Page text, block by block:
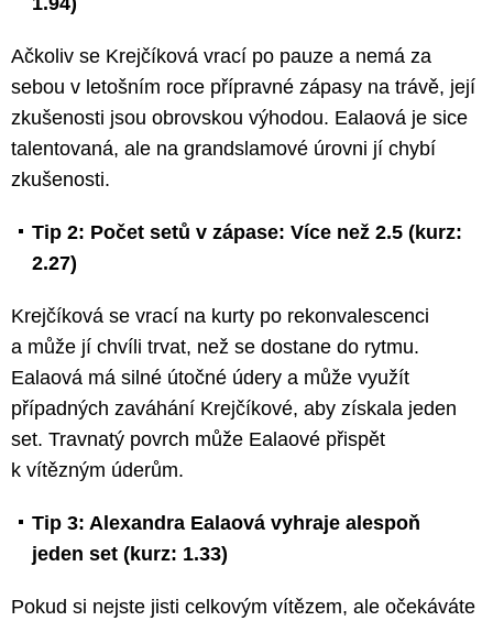
Ačkoliv se Krejčíková vrací po pauze a nemá za
sebou v letošním roce přípravné zápasy na trávě, její
zkušenosti jsou obrovskou výhodou. Ealaová je sice
talentovaná, ale na grandslamové úrovni jí chybí
zkušenosti.
Tip 2: Počet setů v zápase: Více než 2.5 (kurz:
2.27)
Krejčíková se vrací na kurty po rekonvalescenci
a může jí chvíli trvat, než se dostane do rytmu.
Ealaová má silné útočné údery a může využít
případných zaváhání Krejčíkové, aby získala jeden
set. Travnatý povrch může Ealaové přispět
k vítězným úderům.
Tip 3: Alexandra Ealaová vyhraje alespoň
jeden set (kurz: 1.33)
Pokud si nejste jisti celkovým vítězem, ale očekáváte